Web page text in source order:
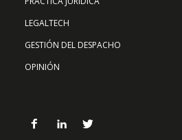
LEGALTECH
GESTIÓN DEL DESPACHO
OPINIÓN